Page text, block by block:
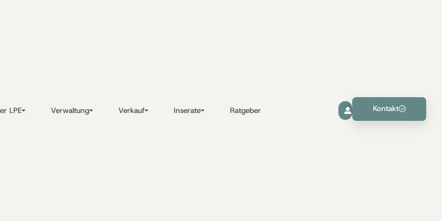
LPE Verwaltung Verkauf Inserate Ratgeber Kontakt